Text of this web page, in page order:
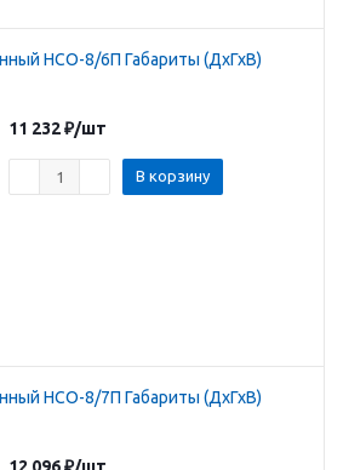
HCO-8/6П Габариты (ДхГхВ)
11 232₽/шт
В корзину
HCO-8/7П Габариты (ДхГхВ)
12 096₽/шт